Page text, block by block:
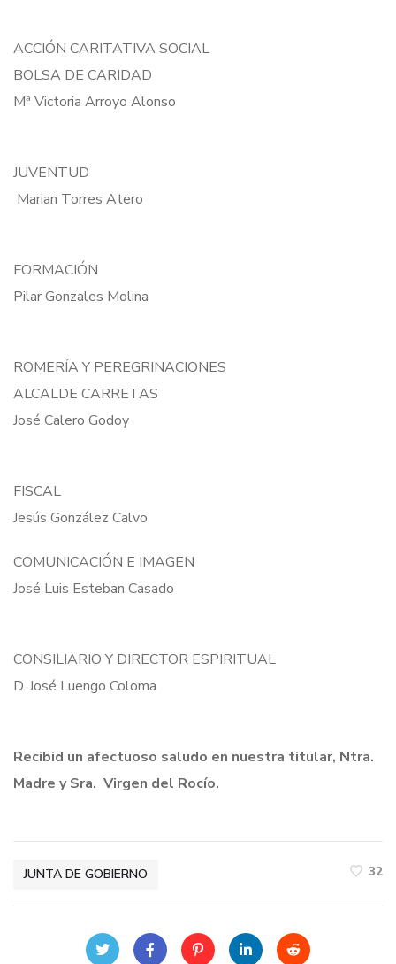
ACCIÓN CARITATIVA SOCIAL
BOLSA DE CARIDAD
Mª Victoria Arroyo Alonso
JUVENTUD
Marian Torres Atero
FORMACIÓN
Pilar Gonzales Molina
ROMERÍA Y PEREGRINACIONES
ALCALDE CARRETAS
José Calero Godoy
FISCAL
Jesús González Calvo
COMUNICACIÓN E IMAGEN
José Luis Esteban Casado
CONSILIARIO Y DIRECTOR ESPIRITUAL
D. José Luengo Coloma
Recibid un afectuoso saludo en nuestra titular, Ntra.
Madre y Sra. Virgen del Rocío.
JUNTA DE GOBIERNO 32